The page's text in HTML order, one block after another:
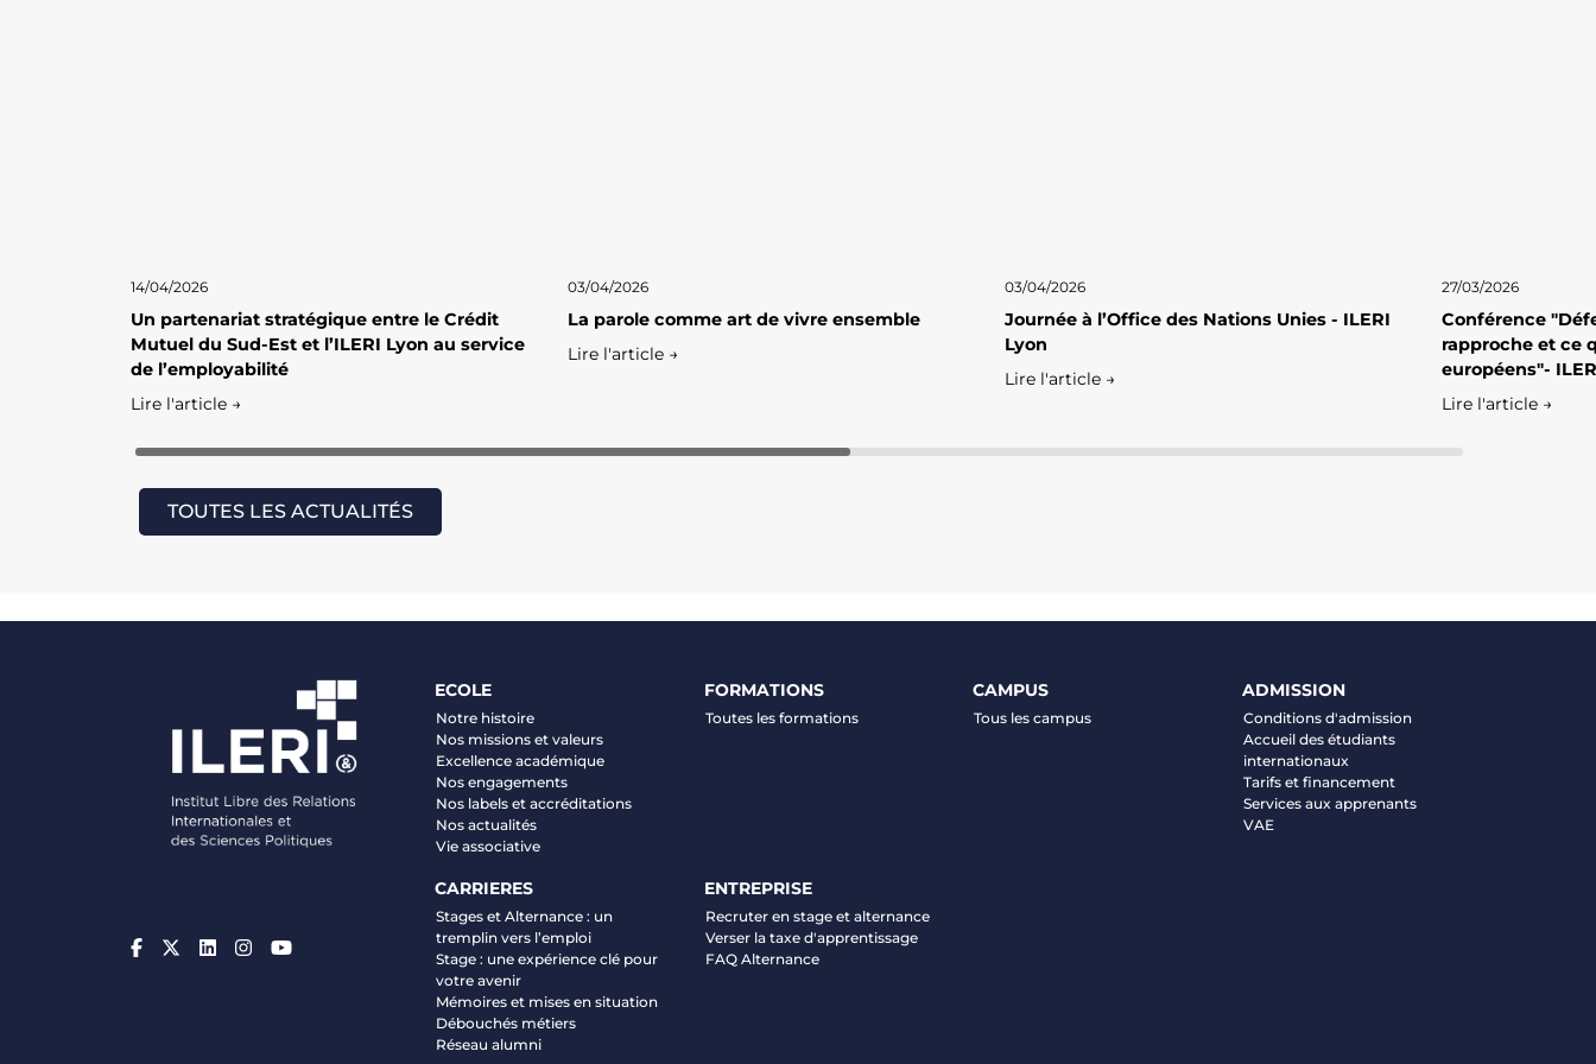
14/04/2026
Un partenariat stratégique entre le Crédit
Mutuel du Sud-Est et l’ILERI Lyon au service
de l’employabilité
Lire l'article →
03/04/2026
La parole comme art de vivre ensemble
Lire l'article →
03/04/2026
Journée à l’Office des Nations Unies - ILERI
Lyon
Lire l'article →
27/03/2026
Conférence
rapproche et ce
européens"-
Lire l'article →
TOUTES LES ACTUALITÉS
ECOLE
Notre histoire
Nos missions et valeurs
Excellence académique
Nos engagements
Nos labels et accréditations
Nos actualités
Vie associative
FORMATIONS
Toutes les formations
CAMPUS
Tous les campus
ADMISSION
Conditions d'admission
Accueil des étudiants
internationaux
Tarifs et financement
Services aux apprenants
VAE
CARRIERES
Stages et Alternance : un
tremplin vers l’emploi
Stage : une expérience clé pour
votre avenir
Mémoires et mises en situation
Débouchés métiers
Réseau alumni
ENTREPRISE
Recruter en stage et alternance
Verser la taxe d'apprentissage
FAQ Alternance